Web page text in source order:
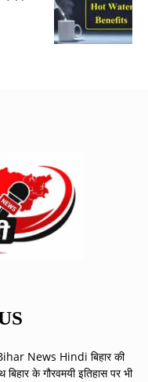
News Hindi बिहार की
के गौरवमयी इतिहास पर भी